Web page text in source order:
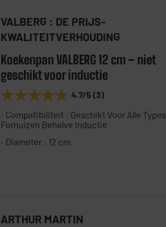
VALBERG : DE PRIJS-
KWALITEITVERHOUDING
Koekenpan VALBERG 12 cm – niet
geschikt voor inductie
★★★★★
★★★★★ 4.7/5 (3)
Compatibiliteit : Geschikt Voor Alle Types
Fornuizen Behalve Inductie
Diameter : 12 cm
ARTHUR MARTIN